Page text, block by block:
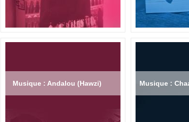
Musique : Andalou (Hawzi) Musique :